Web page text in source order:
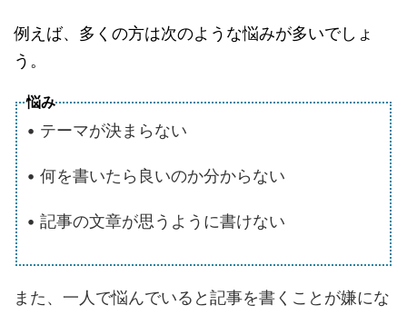
例えば、多くの方は次のような悩みが多いでしょ
う。
悩み
• テーマが決まらない
• 何を書いたら良いのか分からない
• 記事の文章が思うように書けない
また、一人で悩んでいると記事を書くことが嫌にな